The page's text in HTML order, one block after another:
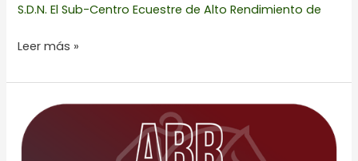
S.D.N. El Sub-Centro Ecuestre de Alto Rendimiento de
Leer más »
FECHA
CIRCUITO
ECUESTRE